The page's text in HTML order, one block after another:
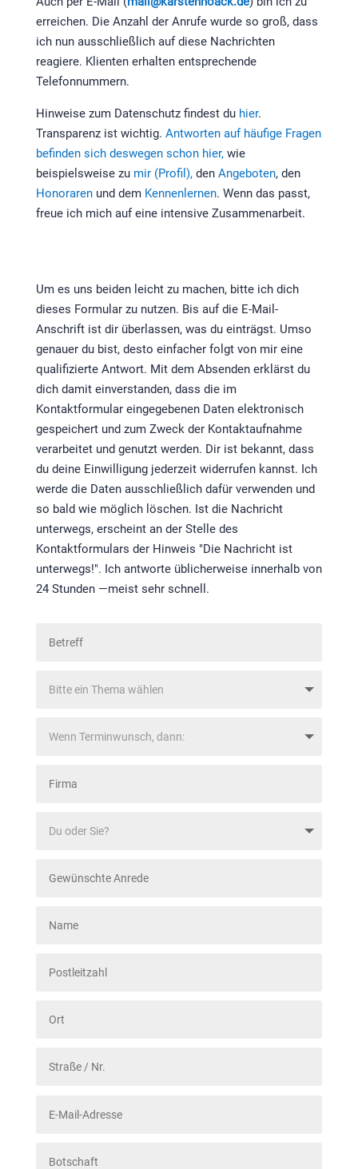
erreichen. Die Anzahl der Anrufe wurde so groß, dass
ich nun ausschließlich auf diese Nachrichten
reagiere. Klienten erhalten entsprechende
Telefonnummern.
Hinweise zum Datenschutz findest du hier.
Transparenz ist wichtig. Antworten auf häufige Fragen
befinden sich deswegen schon hier,wie
beispielsweise zu mir (Profil),den Angeboten, den
Honorarenund dem Kennenlernen. Wenn das passt,
freue ich mich auf eine intensive Zusammenarbeit.
Um es uns beiden leicht zu machen, bitte ich dich
dieses Formular zu nutzen. Bis auf die E-Mail-
Anschrift ist dir überlassen, was du einträgst. Umso
genauer du bist, desto einfacher folgt von mir eine
qualifizierte Antwort. Mit dem Absenden erklärst du
dich damit einverstanden, dass die im
Kontaktformular eingegebenen Daten elektronisch
gespeichert und zum Zweck der Kontaktaufnahme
verarbeitet und genutzt werden. Dir ist bekannt, dass
du deine Einwilligung jederzeit widerrufen kannst. Ich
werde die Daten ausschließlich dafür verwenden und
so bald wie möglich löschen. Ist die Nachricht
unterwegs, erscheint an der Stelle des
Kontaktformulars der Hinweis "Die Nachricht ist
unterwegs!". Ich antworte üblicherweise innerhalb von
24 Stunden —meist sehr schnell.